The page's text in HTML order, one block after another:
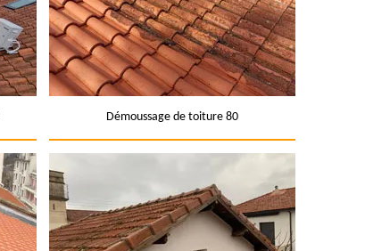
Démoussage de toiture 80